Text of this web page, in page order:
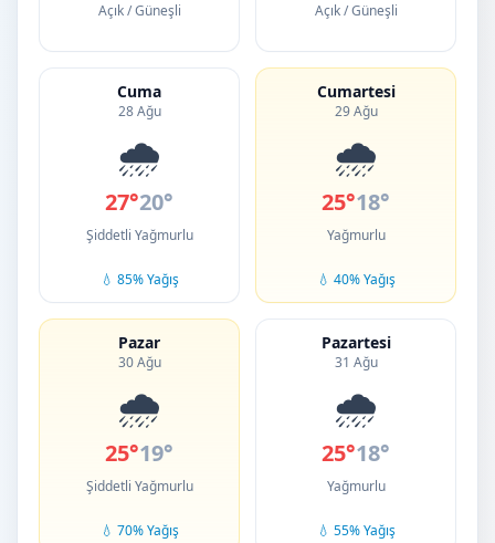
Açık / Güneşli Açık / Güneşli
Cuma
28 Ağu
🌧️
27°20°
Şiddetli Yağmurlu
💧 85% Yağış
Cumartesi
29 Ağu
🌧️
25°18°
Yağmurlu
💧 40% Yağış
Pazar
30 Ağu
🌧️
25°19°
Şiddetli Yağmurlu
💧 70% Yağış
Pazartesi
31 Ağu
🌧️
25°18°
Yağmurlu
💧 55% Yağış